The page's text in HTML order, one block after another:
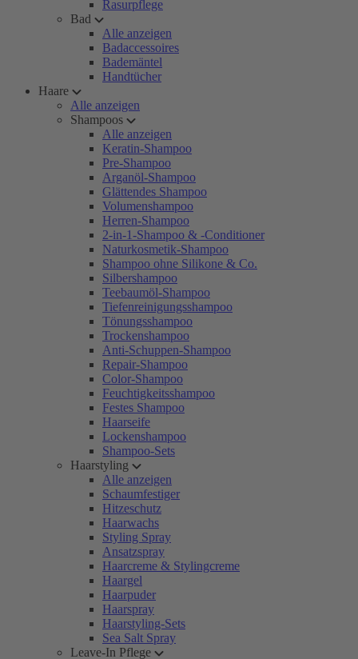
Rasurpflege
Bad
Alle anzeigen
Badaccessoires
Bademäntel
Handtücher
Haare
Alle anzeigen
Shampoos
Alle anzeigen
Keratin-Shampoo
Pre-Shampoo
Arganöl-Shampoo
Glättendes Shampoo
Volumenshampoo
Herren-Shampoo
2-in-1-Shampoo & -Conditioner
Naturkosmetik-Shampoo
Shampoo ohne Silikone & Co.
Silbershampoo
Teebaumöl-Shampoo
Tiefenreinigungsshampoo
Tönungsshampoo
Trockenshampoo
Anti-Schuppen-Shampoo
Repair-Shampoo
Color-Shampoo
Feuchtigkeitsshampoo
Festes Shampoo
Haarseife
Lockenshampoo
Shampoo-Sets
Haarstyling
Alle anzeigen
Schaumfestiger
Hitzeschutz
Haarwachs
Styling Spray
Ansatzspray
Haarcreme & Stylingcreme
Haargel
Haarpuder
Haarspray
Haarstyling-Sets
Sea Salt Spray
Leave-In Pflege